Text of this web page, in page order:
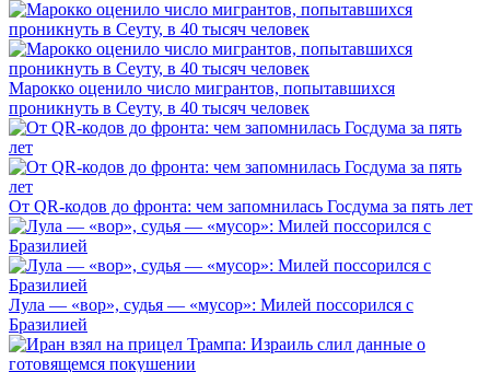
Марокко оценило число мигрантов, попытавшихся
проникнуть в Сеуту, в 40 тысяч человек
От QR-кодов до фронта: чем запомнилась Госдума за пять лет
Лула — «вор», судья — «мусор»: Милей поссорился с
Бразилией